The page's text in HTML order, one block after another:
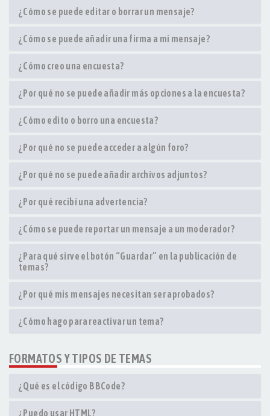
¿Cómo se puede editar o borrar un mensaje?
¿Cómo se puede añadir una firma a mi mensaje?
¿Cómo creo una encuesta?
¿Por qué no se puede añadir más opciones a la encuesta?
¿Cómo edito o borro una encuesta?
¿Por qué no se puede acceder a algún foro?
¿Por qué no se puede añadir archivos adjuntos?
¿Por qué recibí una advertencia?
¿Cómo se puede reportar un mensaje a un moderador?
¿Para qué sirve el botón “Guardar” en la publicación de
temas?
¿Por qué mis mensajes necesitan ser aprobados?
¿Cómo hago para reactivar un tema?
FORMATOS Y TIPOS DE TEMAS
¿Qué es el código BBCode?
¿Puedo usar HTML?